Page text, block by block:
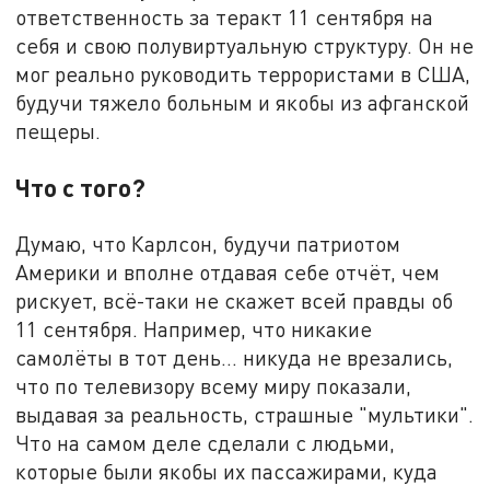
ответственность за теракт 11 сентября на
себя и свою полувиртуальную структуру. Он не
мог реально руководить террористами в США,
будучи тяжело больным и якобы из афганской
пещеры.
Что с того?
Думаю, что Карлсон, будучи патриотом
Америки и вполне отдавая себе отчёт, чем
рискует, всё-таки не скажет всей правды об
11 сентября. Например, что никакие
самолёты в тот день… никуда не врезались,
что по телевизору всему миру показали,
выдавая за реальность, страшные "мультики".
Что на самом деле сделали с людьми,
которые были якобы их пассажирами, куда